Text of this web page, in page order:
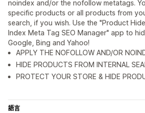
noindex and/or the nofollow metatags.
specific products or all products from
search, if you wish. Use the "Product
Index Meta Tag SEO Manager" app to
Google, Bing and Yahoo!
APPLY THE NOFOLLOW AND/OR
HIDE PRODUCTS FROM INTERNAL
PROTECT YOUR STORE & HIDE
語言